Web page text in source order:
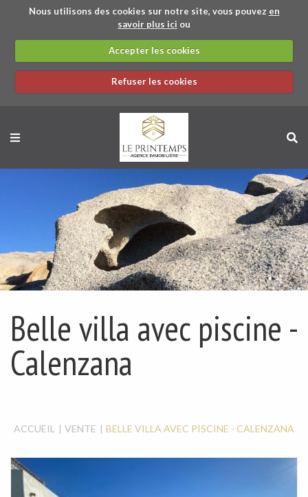
Nous utilisons des cookies sur notre site, vous pouvez en
savoir plus ici ou
Accepter les cookies
Refuser les cookies
PRÉSENTATION
APPARTEMENT
MAISON / VILLA
TERRAIN
LOCAL COMMERCIAL
APPARTEMENT
MAISON / VILLA
GARAGE
LOCAL À LOUER
Belle villa avec piscine -
Calenzana
ACCUEIL VENTE BELLE VILLA AVEC PISCINE - CALENZANA